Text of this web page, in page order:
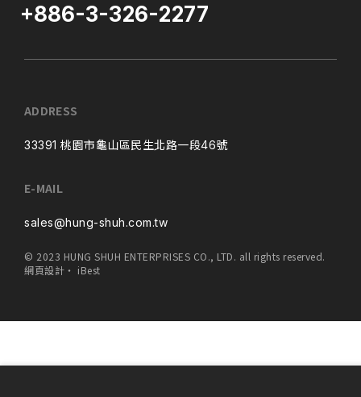
+886-3-326-2277
ADDRESS
33391 桃園市龜山區民生北路一段46號
E-MAIL
sales@hung-shuh.com.tw
© 2023 HUNG SHUH ENTERPRISES CO., LTD. all rights reserved.
網頁設計 ‧ iBest